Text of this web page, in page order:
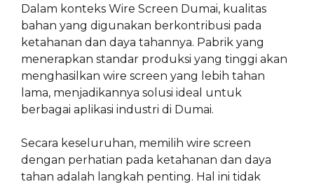
Dalam konteks Wire Screen Dumai, kualitas
bahan yang digunakan berkontribusi pada
ketahanan dan daya tahannya. Pabrik yang
menerapkan standar produksi yang tinggi akan
menghasilkan wire screen yang lebih tahan
lama, menjadikannya solusi ideal untuk
berbagai aplikasi industri di Dumai.
Secara keseluruhan, memilih wire screen
dengan perhatian pada ketahanan dan daya
tahan adalah langkah penting. Hal ini tidak